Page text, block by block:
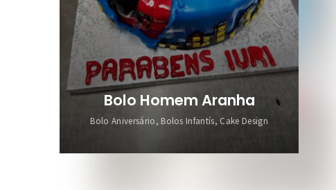
Bolo Homem Aranha
Bolo Aniversário, Bolos Infantís, Cake Design